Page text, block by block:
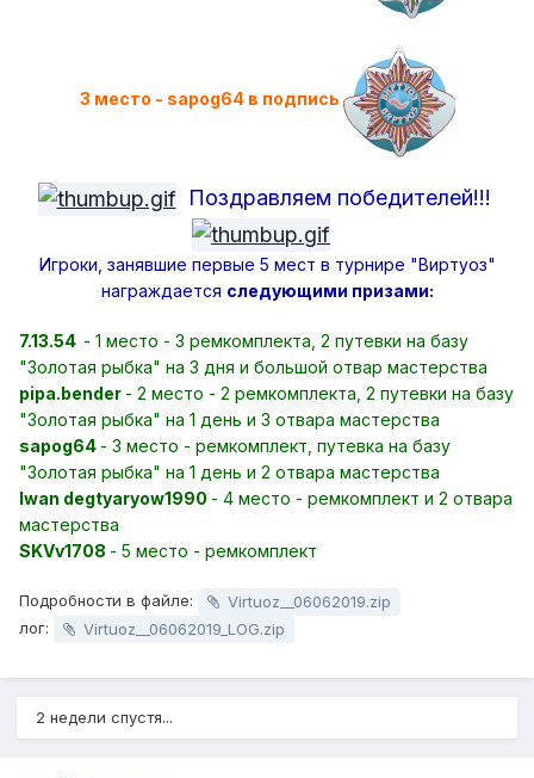
3 место - sapog64 в подпись
Поздравляем победителей!!!
Игроки, занявшие первые 5 мест в турнире "Виртуоз"
награждается следующими призами:
7.13.54 - 1 место - 3 ремкомплекта, 2 путевки на базу
"Золотая рыбка" на 3 дня и большой отвар мастерства
pipa.bender - 2 место - 2 ремкомплекта, 2 путевки на базу
"Золотая рыбка" на 1 день и 3 отвара мастерства
sapog64 - 3 место - ремкомплект, путевка на базу
"Золотая рыбка" на 1 день и 2 отвара мастерства
Iwan degtyaryow1990 - 4 место - ремкомплект и 2 отвара
мастерства
SKVv1708 - 5 место - ремкомплект
Подробности в файле:
Virtuoz__06062019.zip
лог:
Virtuoz__06062019_LOG.zip
2 недели спустя...